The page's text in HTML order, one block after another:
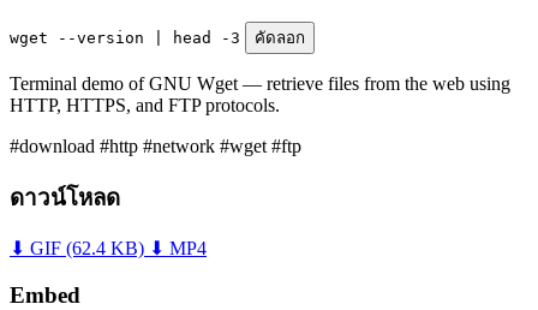
wget --version | head -3 คัดลอก
Terminal demo of GNU Wget — retrieve files from the web using
HTTP, HTTPS, and FTP protocols.
#download #http #network #wget #ftp
ดาวน์โหลด
⬇ GIF (62.4 KB) ⬇ MP4
Embed